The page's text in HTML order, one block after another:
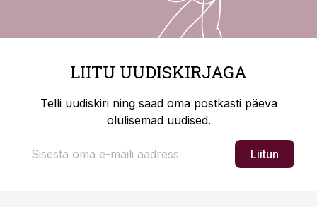
LIITU UUDISKIRJAGA
Telli uudiskiri ning saad oma postkasti päeva
olulisemad uudised.
Liitun